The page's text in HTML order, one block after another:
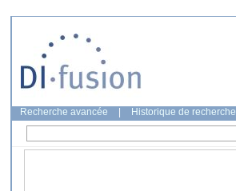
Recherche avancée Historique de recherche